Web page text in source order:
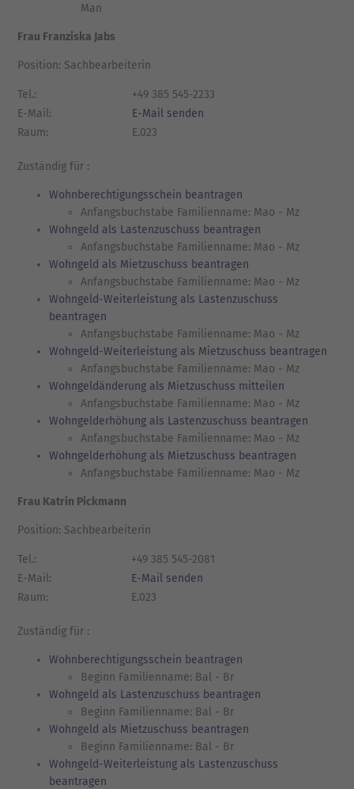
Man
Frau Franziska Jabs
Position: Sachbearbeiterin
Tel.:
+49 385 545-2233
E-Mail:
E-Mail senden
Raum:
E.023
Zuständig für :
Wohnberechtigungsschein beantragen
Anfangsbuchstabe Familienname: Mao - Mz
Wohngeld als Lastenzuschuss beantragen
Anfangsbuchstabe Familienname: Mao - Mz
Wohngeld als Mietzuschuss beantragen
Anfangsbuchstabe Familienname: Mao - Mz
Wohngeld-Weiterleistung als Lastenzuschuss
beantragen
Anfangsbuchstabe Familienname: Mao - Mz
Wohngeld-Weiterleistung als Mietzuschuss beantragen
Anfangsbuchstabe Familienname: Mao - Mz
Wohngeldänderung als Mietzuschuss mitteilen
Anfangsbuchstabe Familienname: Mao - Mz
Wohngelderhöhung als Lastenzuschuss beantragen
Anfangsbuchstabe Familienname: Mao - Mz
Wohngelderhöhung als Mietzuschuss beantragen
Anfangsbuchstabe Familienname: Mao - Mz
Frau Katrin Pickmann
Position: Sachbearbeiterin
Tel.:
+49 385 545-2081
E-Mail:
E-Mail senden
Raum:
E.023
Zuständig für :
Wohnberechtigungsschein beantragen
Beginn Familienname: Bal - Br
Wohngeld als Lastenzuschuss beantragen
Beginn Familienname: Bal - Br
Wohngeld als Mietzuschuss beantragen
Beginn Familienname: Bal - Br
Wohngeld-Weiterleistung als Lastenzuschuss
beantragen